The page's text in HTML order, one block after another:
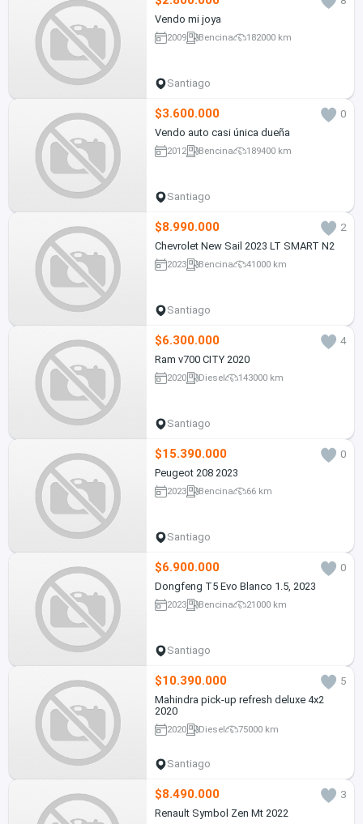
Vendo mi joya
2009 Bencina 182000 km
Santiago
$3.600.000
0
Vendo auto casi única dueña
2012 Bencina 189400 km
Santiago
$8.990.000
2
Chevrolet New Sail 2023 LT SMART N2
2023 Bencina 41000 km
Santiago
$6.300.000
4
Ram v700 CITY 2020
2020 Diesel 143000 km
Santiago
$15.390.000
0
Peugeot 208 2023
2023 Bencina 66 km
Santiago
$6.900.000
0
Dongfeng T5 Evo Blanco 1.5, 2023
2023 Bencina 21000 km
Santiago
$10.390.000
5
Mahindra pick-up refresh deluxe 4x2
2020
2020 Diesel 75000 km
Santiago
$8.490.000
3
Renault Symbol Zen Mt 2022